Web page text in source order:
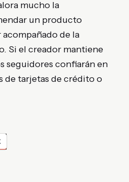
mucho la
un producto
de la
Si el creador mantiene
seguidores confiarán en
de tarjetas de crédito o